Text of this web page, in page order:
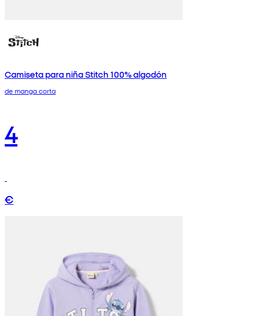
Camiseta para niña Stitch 100% algodón
de manga corta
4
€